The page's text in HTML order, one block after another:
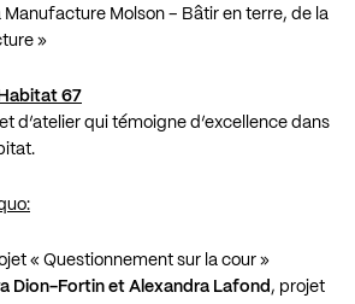
Manufacture Molson – Bâtir en terre, de la
»
67
d’atelier qui témoigne d’excellence dans
« Questionnement sur la cour »
Dion-Fortin et Alexandra Lafond , projet